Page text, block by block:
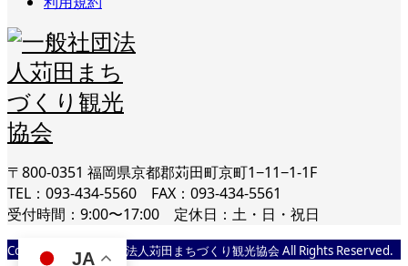
〒800-0351 福岡県京都郡苅田町京町1−11−1-1F
TEL：093-434-5560 FAX：093-434-5561
受付時間：9:00〜17:00 定休日：土・日・祝日
Copyright © 一般社団法人苅田まちづくり観光協会 All Rights Reserved.
JA